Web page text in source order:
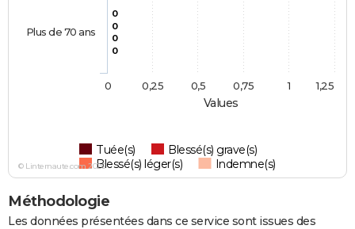
Values
0
0
0
0
Tuée(s)
Blessé(s) grave(s)
Blessé(s) léger(s)
Indemne(s)
Plus de 70 ans
0 1
0,25 0,5 0,75 1,25
© Linternaute.com 2026
Méthodologie
Les données présentées dans ce service sont issues des